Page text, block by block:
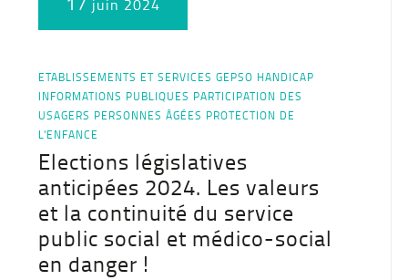
juin 2024
ETABLISSEMENTS ET SERVICES GEPSO HANDICAP
INFORMATIONS PUBLIQUES PARTICIPATION DES
USAGERS PERSONNES ÂGÉES PROTECTION DE
L'ENFANCE
Elections législatives
anticipées 2024. Les valeurs
et la continuité du service
public social et médico-social
en danger !